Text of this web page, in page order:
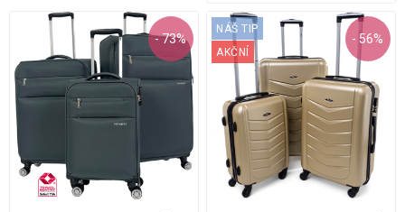
- 73% - 56%
NÁŠ TIP
AKČNÍ